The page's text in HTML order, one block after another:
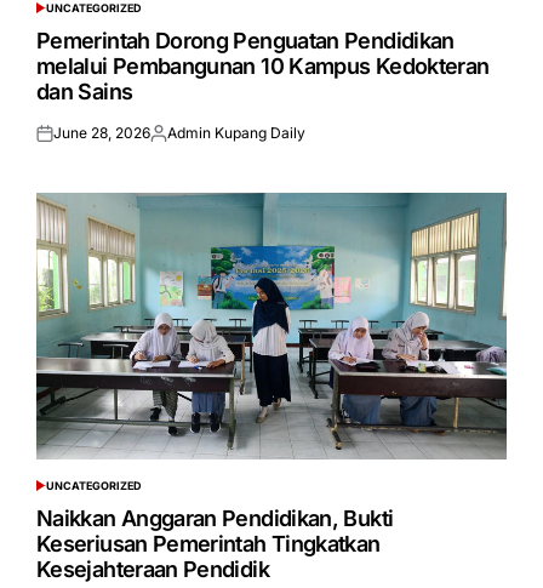
POSTED
IN
UNCATEGORIZED
Pemerintah Dorong Penguatan Pendidikan
melalui Pembangunan 10 Kampus Kedokteran
dan Sains
Posted
June 28, 2026Posted
Admin Kupang Daily
POSTED
IN
UNCATEGORIZED
Naikkan Anggaran Pendidikan, Bukti
Keseriusan Pemerintah Tingkatkan
Kesejahteraan Pendidik